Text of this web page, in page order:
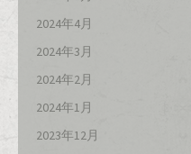
2024年4月
2024年3月
2024年2月
2024年1月
2023年12月